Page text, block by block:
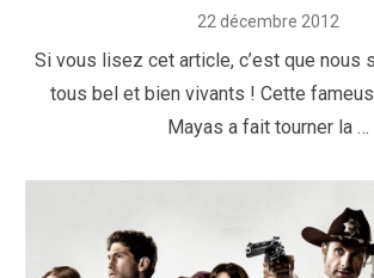
Posted
22 décembre 2012
Si vous lisez cet article, c’est que nous
tous bel et bien vivants ! Cette
Mayas a fait tourner la …